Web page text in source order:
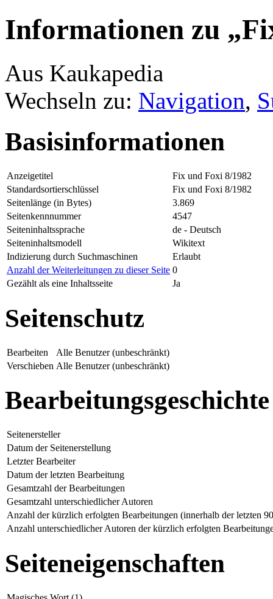
Informationen zu
Aus Kaukapedia
Wechseln zu: Navigation,
Basisinformationen
Anzeigetitel
Fix und Foxi 8/1982
Standardsortierschlüssel
Fix und Foxi 8/1982
Seitenlänge (in Bytes)
3.869
Seitenkennnummer
4547
Seiteninhaltssprache
de - Deutsch
Seiteninhaltsmodell
Wikitext
Indizierung durch Suchmaschinen
Erlaubt
Anzahl der Weiterleitungen zu dieser Seite 0
Gezählt als eine Inhaltsseite
Ja
Seitenschutz
Bearbeiten
Alle Benutzer (unbeschränkt)
Verschieben Alle Benutzer (unbeschränkt)
Bearbeitungsgeschichte
Seitenersteller
Datum der Seitenerstellung
Letzter Bearbeiter
Datum der letzten Bearbeitung
Gesamtzahl der Bearbeitungen
Gesamtzahl unterschiedlicher Autoren
Anzahl der kürzlich erfolgten Bearbeitungen (innerhalb der letzten
Anzahl unterschiedlicher Autoren der kürzlich erfolgten
Seiteneigenschaften